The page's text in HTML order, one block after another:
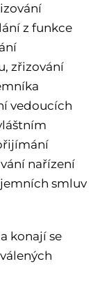
z funkce
zřizování
vedoucích
nařízení
smluv
konají se